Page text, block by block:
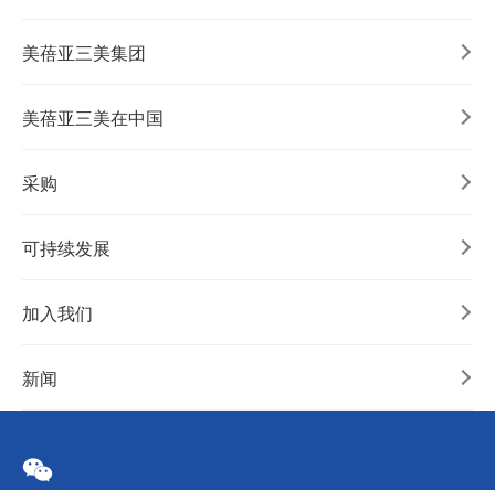
美蓓亚三美集团
美蓓亚三美在中国
采购
可持续发展
加入我们
新闻